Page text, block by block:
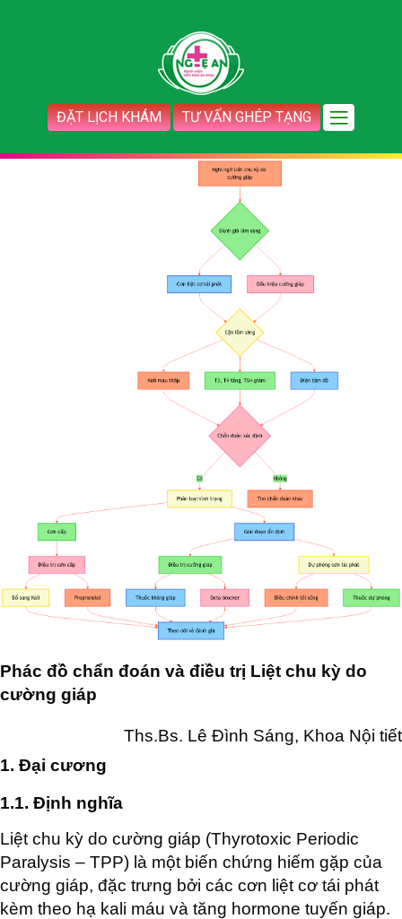
ĐẶT LỊCH KHÁM TƯ VẤN GHÉP TẠNG
Phác đồ chẩn đoán và điều trị Liệt chu kỳ do
cường giáp
Ths.Bs. Lê Đình Sáng, Khoa Nội tiết
1. Đại cương
1.1. Định nghĩa
Liệt chu kỳ do cường giáp (Thyrotoxic Periodic
Paralysis – TPP) là một biến chứng hiếm gặp của
cường giáp, đặc trưng bởi các cơn liệt cơ tái phát
kèm theo hạ kali máu và tăng hormone tuyến giáp.